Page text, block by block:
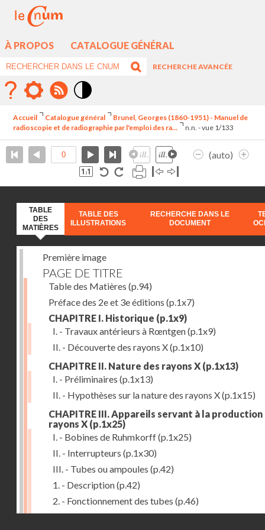
À PROPOS CATALOGUE GÉNÉRAL
RECHERCHE AVANCÉE
élévé
Accueil Catalogue général
Brunel, Georges (1860-1951) - Manuel de
radioscopie et de radiographie par l'emploi des ra...
n.n. - vue 1/133
(auto)
TABLE
DES
MATIÈRES
TABLE DES
ILLUSTRATIONS
RECHERCHE DANS LE
DOCUMENT
Première image
PAGE DE TITRE
Table des Matières (p.94)
Préface des 2e et 3e éditions (p.1x7)
CHAPITRE I. Historique (p.1x9)
I. - Travaux antérieurs à Rœntgen(p.1x9)
II. - Découverte des rayons X(p.1x10)
CHAPITRE II. Nature des rayons X (p.1x13)
I. - Préliminaires (p.1x13)
II. - Hypothèses sur la nature des rayons X(p.1x15)
CHAPITRE III. Appareils servant à la production
rayons X (p.1x25)
I. - Bobines de Ruhmkorff(p.1x25)
II. - Interrupteurs (p.1x30)
III. - Tubes ou ampoules (p.42)
1. - Description(p.42)
2. - Fonctionnement des tubes (p.46)
IV. - Ecrans et supports(p.53)